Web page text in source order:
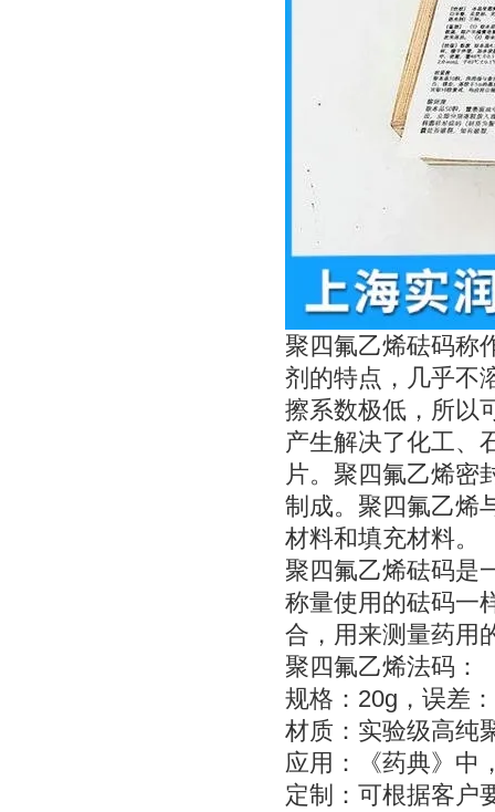
聚四氟乙烯砝码称
剂的特点，几乎不
擦系数极低，所以
产生解决了化工、
片。聚四氟乙烯密
制成。聚四氟乙烯
材料和填充材料。
聚四氟乙烯砝码是
称量使用的砝码一
合，用来测量药用
聚四氟乙烯法码：
规格：20g，误差
材质：实验级高纯
应用：《药典》中
定制：可根据客户